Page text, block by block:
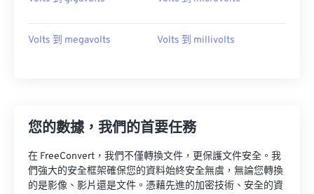
Volts 到 megavolts Volts 到 millivolts
您的數據，我們的首要任務
在 FreeConvert，我們不僅轉換文件，更保護文件安全。我
們強大的安全框架確保您的資料始終安全無虞，無論您轉換
的是影像、影片還是文件。憑藉先進的加密技術、安全的資